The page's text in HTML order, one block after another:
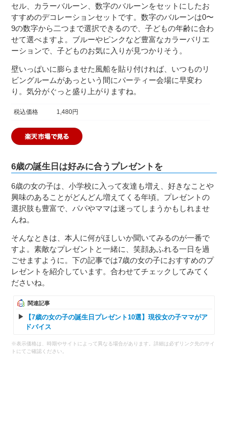
セル、カラーバルーン、数字のバルーンをセットにしたお
すすめのデコレーションセットです。数字のバルーンは0〜
9の数字から二つまで選択できるので、子どもの年齢に合わ
せて選べますよ。ブルーやピンクなど豊富なカラーバリエ
ーションで、子どものお気に入りが見つかりそう。
壁いっぱいに膨らませた風船を貼り付ければ、いつものリ
ビングルームがあっという間にパーティー会場に早変わ
り。気分がぐっと盛り上がりますね。
税込価格 1,480円
6歳の誕生日は好みに合うプレゼントを
6歳の女の子は、小学校に入って友達も増え、好きなことや
興味のあることがどんどん増えてくる年頃。プレゼントの
選択肢も豊富で、パパやママは迷ってしまうかもしれませ
んね。
そんなときは、本人に何がほしいか聞いてみるのが一番で
すよ。素敵なプレゼントと一緒に、笑顔あふれる一日を過
ごせますように。下の記事では7歳の女の子におすすめのプ
レゼントを紹介しています。合わせてチェックしてみてく
ださいね。
関連記事
【7歳の女の子の誕生日プレゼント10選】現役女の子ママがア
ドバイス
※表示価格は、時期やサイトによって異なる場合があります。詳細は必ずリンク先のサイ
トにてご確認ください。